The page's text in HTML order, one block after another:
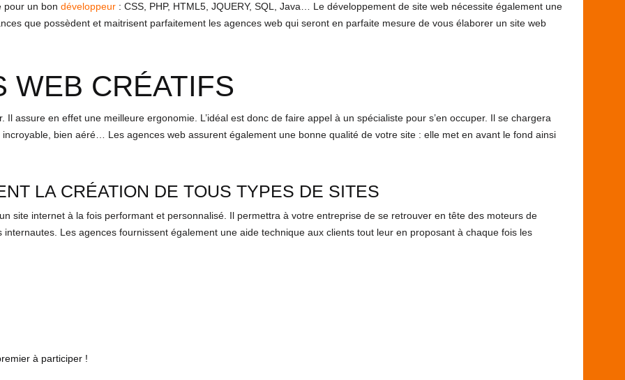
pour un bon développeur : CSS, PHP, HTML5, JQUERY, SQL, Java… Le développement de site web nécessite également une
que possèdent et maitrisent parfaitement les agences web qui seront en parfaite mesure de vous élaborer un site web
WEB CRÉATIFS
assure en effet une meilleure ergonomie. L’idéal est donc de faire appel à un spécialiste pour s’en occuper. Il se chargera
bien aéré… Les agences web assurent également une bonne qualité de votre site : elle met en avant le fond ainsi
LA CRÉATION DE TOUS TYPES DE SITES
site internet à la fois performant et personnalisé. Il permettra à votre entreprise de se retrouver en tête des moteurs de
Les agences fournissent également une aide technique aux clients tout leur en proposant à chaque fois les
à participer !